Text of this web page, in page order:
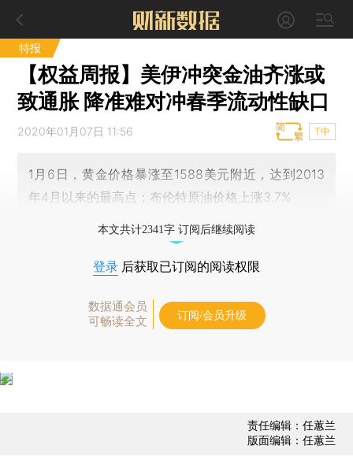
特报
【权益周报】美伊冲突金油齐涨或
致通胀 降准难对冲春季流动性缺口
2020年01月07日 11:56 T中
1月6日，黄金价格暴涨至1588美元附近，达到2013
年4月以来的最高点；布伦特原油价格上涨3.7%
本文共计2341字 订阅后继续阅读
登录 后获取已订阅的阅读权限
数据通会员
可畅读全文
订阅/会员升级
责任编辑：任蕙兰
版面编辑：任蕙兰